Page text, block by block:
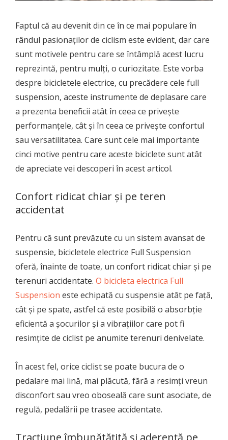
Faptul că au devenit din ce în ce mai populare în
rândul pasionaților de ciclism este evident, dar care
sunt motivele pentru care se întâmplă acest lucru
reprezintă, pentru mulți, o curiozitate. Este vorba
despre bicicletele electrice, cu precădere cele full
suspension, aceste instrumente de deplasare care
a prezenta beneficii atât în ceea ce privește
performanțele, cât și în ceea ce privește confortul
sau versatilitatea. Care sunt cele mai importante
cinci motive pentru care aceste biciclete sunt atât
de apreciate vei descoperi în acest articol.
Confort ridicat chiar și pe teren
accidentat
Pentru că sunt prevăzute cu un sistem avansat de
suspensie, bicicletele electrice Full Suspension
oferă, înainte de toate, un confort ridicat chiar și pe
terenuri accidentate. O bicicleta electrica Full
Suspension este echipată cu suspensie atât pe față,
cât și pe spate, astfel că este posibilă o absorbție
eficientă a șocurilor și a vibrațiilor care pot fi
resimțite de ciclist pe anumite terenuri denivelate.
În acest fel, orice ciclist se poate bucura de o
pedalare mai lină, mai plăcută, fără a resimți vreun
disconfort sau vreo oboseală care sunt asociate, de
regulă, pedalării pe trasee accidentate.
Tracțiune îmbunătățită și aderență pe